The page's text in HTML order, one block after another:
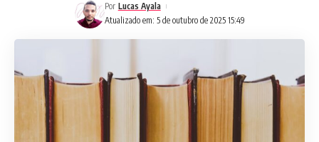
Atualizado em: 5 de outubro de 2025 15:49
Por Lucas Ayala